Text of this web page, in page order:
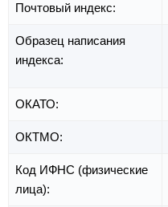
Почтовый индекс:
Образец написания
индекса:
ОКАТО:
ОКТМО:
Код ИФНС (физические
лица):